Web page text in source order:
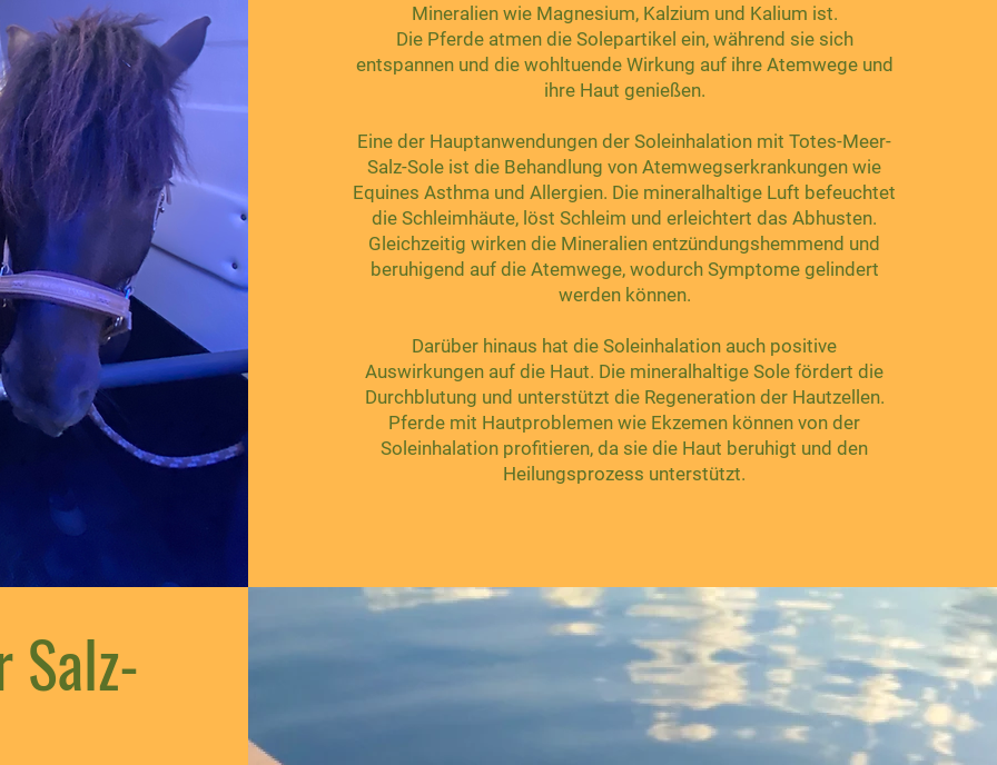
Mineralien wie Magnesium, Kalzium und Kalium ist.
Die Pferde atmen die Solepartikel ein, während sie sich
entspannen und die wohltuende Wirkung auf ihre Atemwege und
ihre Haut genießen.
Eine der Hauptanwendungen der Soleinhalation mit Totes-Meer-
Salz-Sole ist die Behandlung von Atemwegserkrankungen wie
Equines Asthma und Allergien. Die mineralhaltige Luft befeuchtet
die Schleimhäute, löst Schleim und erleichtert das Abhusten.
Gleichzeitig wirken die Mineralien entzündungshemmend und
beruhigend auf die Atemwege, wodurch Symptome gelindert
werden können.
Darüber hinaus hat die Soleinhalation auch positive
Auswirkungen auf die Haut. Die mineralhaltige Sole fördert die
Durchblutung und unterstützt die Regeneration der Hautzellen.
Pferde mit Hautproblemen wie Ekzemen können von der
Soleinhalation profitieren, da sie die Haut beruhigt und den
Heilungsprozess unterstützt.
Salz-